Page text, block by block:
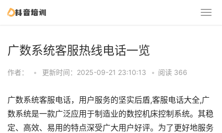
广数系统客服热线电话一览
作者： • 更新时间：2025-09-21 23:10:13 • 阅读 366
广数系统客服电话，用户服务的坚实后盾,客服电话大全,广
数系统是一款广泛应用于制造业的数控机床控制系统。其稳
定、高效、易用的特点深受广大用户好评。为了更好地服务